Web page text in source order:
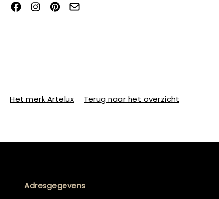
Het merk Artelux Terug naar het overzicht
Adresgegevens